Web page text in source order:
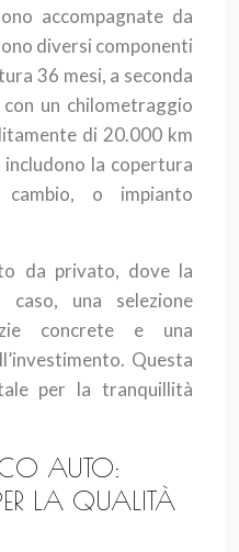
accompagnate da
diversi componenti
36 mesi, a seconda
un chilometraggio
di 20.000 km
includono la copertura
o impianto
da privato, dove la
una selezione
concrete e una
Questa
per la tranquillità
AUTO:
LA QUALITÀ